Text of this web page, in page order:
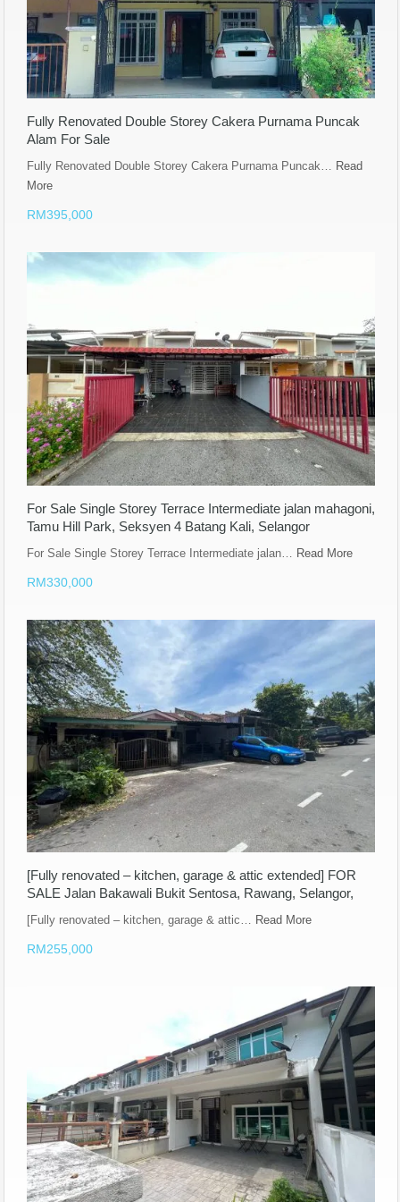
Fully Renovated Double Storey Cakera Purnama Puncak
Alam For Sale
Fully Renovated Double Storey Cakera Purnama Puncak… Read
More
RM395,000
For Sale Single Storey Terrace Intermediate jalan mahagoni,
Tamu Hill Park, Seksyen 4 Batang Kali, Selangor
For Sale Single Storey Terrace Intermediate jalan… Read More
RM330,000
[Fully renovated – kitchen, garage & attic extended] FOR
SALE Jalan Bakawali Bukit Sentosa, Rawang, Selangor,
[Fully renovated – kitchen, garage & attic… Read More
RM255,000